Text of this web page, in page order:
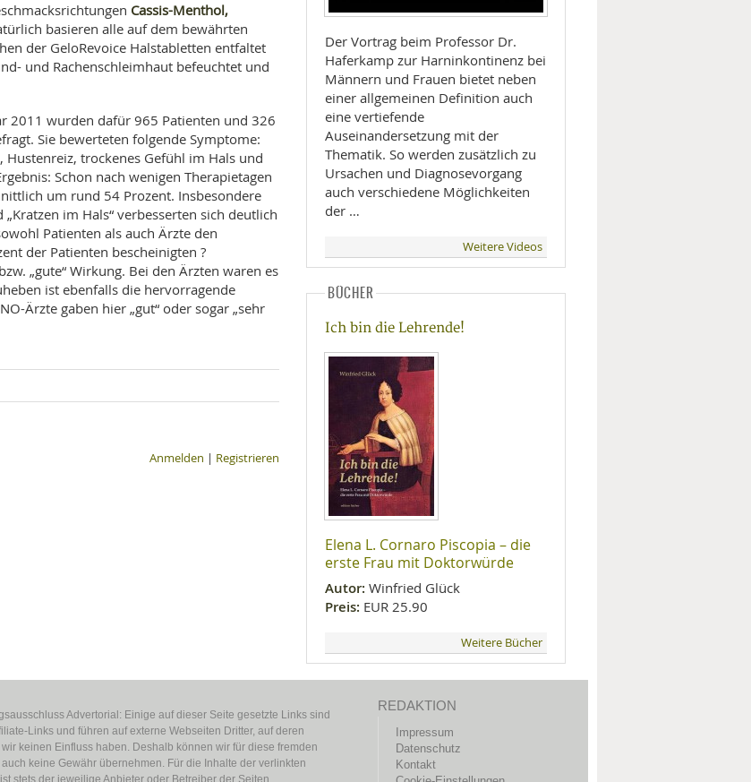
Cassis-Menthol,
basieren alle auf dem bewährten
der GeloRevoice Halstabletten entfaltet
und Rachenschleimhaut befeuchtet und
2011 wurden dafür 965 Patienten und 326
Sie bewerteten folgende Symptome:
Hustenreiz, trockenes Gefühl im Hals und
Schon nach wenigen Therapietagen
um rund 54 Prozent. Insbesondere
im Hals“ verbesserten sich deutlich
Patienten als auch Ärzte den
der Patienten bescheinigten ?
„gute“ Wirkung. Bei den Ärzten waren es
ist ebenfalls die hervorragende
Ärzte gaben hier „gut“ oder sogar „sehr
Anmelden | Registrieren
Der Vortrag beim Professor Dr.
Haferkamp zur Harninkontinenz bei
Männern und Frauen bietet neben
einer allgemeinen Definition auch
eine vertiefende
Auseinandersetzung mit der
Thematik. So werden zusätzlich zu
Ursachen und Diagnosevorgang
auch verschiedene Möglichkeiten
der …
Weitere Videos
BÜCHER
Ich bin die Lehrende!
Elena L. Cornaro Piscopia – die
erste Frau mit Doktorwürde
Autor: Winfried Glück
Preis: EUR 25.90
Weitere Bücher
Advertorial: Einige auf dieser Seite gesetzte Links sind
Links und führen auf externe Webseiten Dritter, auf deren
wir keinen Einfluss haben. Deshalb können wir für diese fremden
auch keine Gewähr übernehmen. Für die Inhalte der verlinkten
stets der jeweilige Anbieter oder Betreiber der Seiten
REDAKTION
Impressum
Datenschutz
Kontakt